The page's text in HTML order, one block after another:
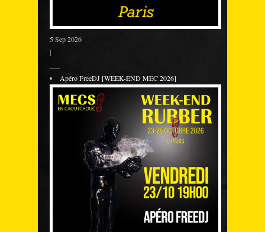
5 Sep 2026
|
Apéro FreeDJ [WEEK-END MEC 2026]